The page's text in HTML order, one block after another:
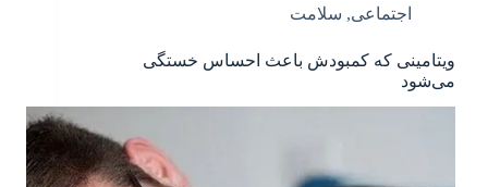
اجتماعی, سلامت
ویتامینی که کمبودش باعث احساس خستگی
می‌شود